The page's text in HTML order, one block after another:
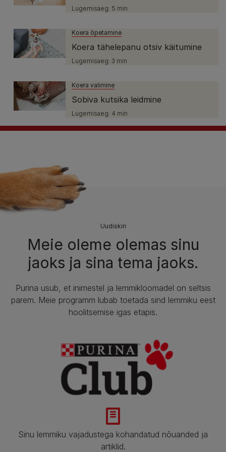
Lugemisaeg: 5 min
Koera õpetamine
Koera tähelepanu otsiv käitumine
Lugemisaeg: 3 min
Koera valimine
Sobiva kutsika leidmine
Lugemisaeg: 4 min
Uudiskiri
Meie oleme olemas sinu
jaoks ja sina tema jaoks.​
Purina usub, et inimestel ja lemmikloomadel on seltsis
parem. Meie programm lubab toetada sind lemmiku eest
hoolitsemise igas etapis.​
Sinu lemmiku vajadustega kohandatud nõuanded ja
artiklid.​